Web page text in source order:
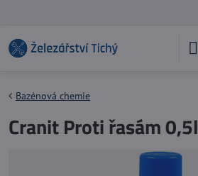
Bazénová chemie
Cranit Proti řasám 0,5l